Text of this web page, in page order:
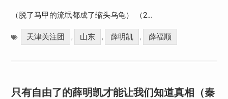
（脱了马甲的流氓都成了缩头乌龟） （2…
天津关注团 , 山东 , 薛明凯 , 薛福顺
只有自由了的薛明凯才能让我们知道真相（秦